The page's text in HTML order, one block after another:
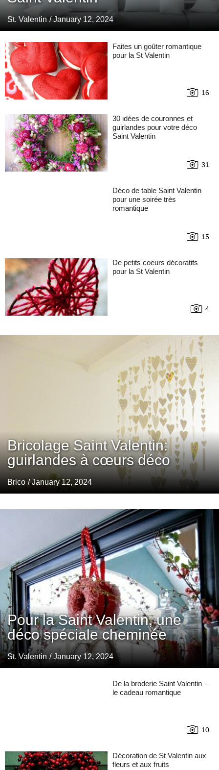
St. Valentin / January 12, 2024
Faites un goûter romantique
pour la St Valentin
16
30 idées de couronnes et
guirlandes pour votre déco
Saint Valentin
31
Déco de table Saint Valentin
pour une soirée très
romantique
15
De petits coeurs décoratifs
pour la St Valentin
4
Bricolage Saint Valentin:
guirlandes à cœurs déco
Brico / January 12, 2024
Pour la Saint Valentin, une
déco spéciale cheminée
St. Valentin / January 12, 2024
De la broderie Saint Valentin –
le cadeau romantique
10
Décoration de St Valentin aux
fleurs et aux fruits